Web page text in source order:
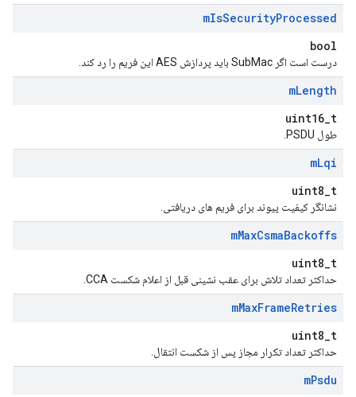
mIsSecurityProcessed
bool
درست است اگر SubMac باید پردازش AES این فریم را رد کند.
mLength
uint16_t
طول PSDU.
mLqi
uint8_t
نشانگر کیفیت پیوند برای فریم های دریافتی.
mMaxCsmaBackoffs
uint8_t
حداکثر تعداد تلاش برای عقب نشینی قبل از اعلام شکست CCA.
mMaxFrameRetries
uint8_t
حداکثر تعداد تکرار مجاز پس از شکست انتقال.
mPsdu